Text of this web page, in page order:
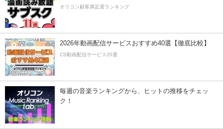
オリコン顧客満足度ランキング
2026年動画配信サービスおすすめ40選【徹底比較】
CS動画配信サービス20選
毎週の音楽ランキングから、ヒットの推移をチェッ
ク！